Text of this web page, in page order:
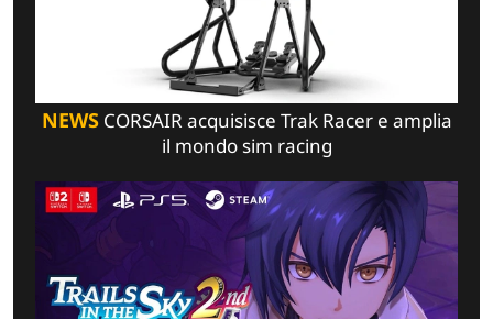
NEWSCORSAIR acquisisce Trak Racer e amplia
il mondo sim racing